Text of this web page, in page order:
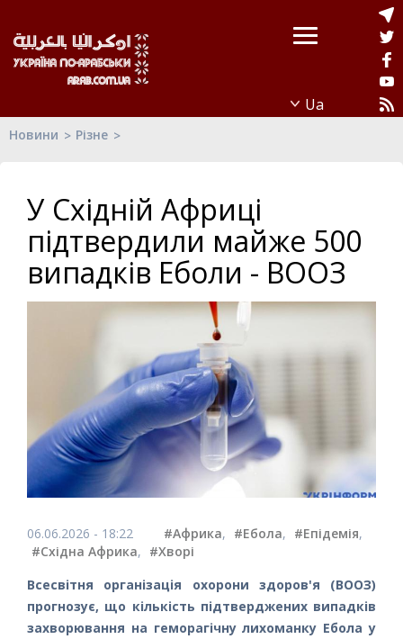
Новини Різне
У Східній Африці
підтвердили майже 500
випадків Еболи - ВООЗ
06.06.2026 - 18:22 #Африка, #Ебола, #Епідемія,
#Східна Африка, #Хворі
Всесвітня організація охорони здоров'я (ВООЗ)
прогнозує, що кількість підтверджених випадків
захворювання на геморагічну лихоманку Ебола у